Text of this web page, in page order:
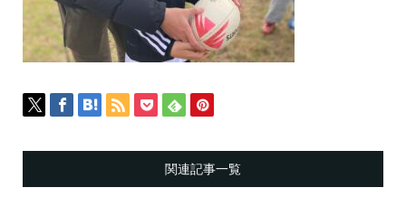
関連記事一覧